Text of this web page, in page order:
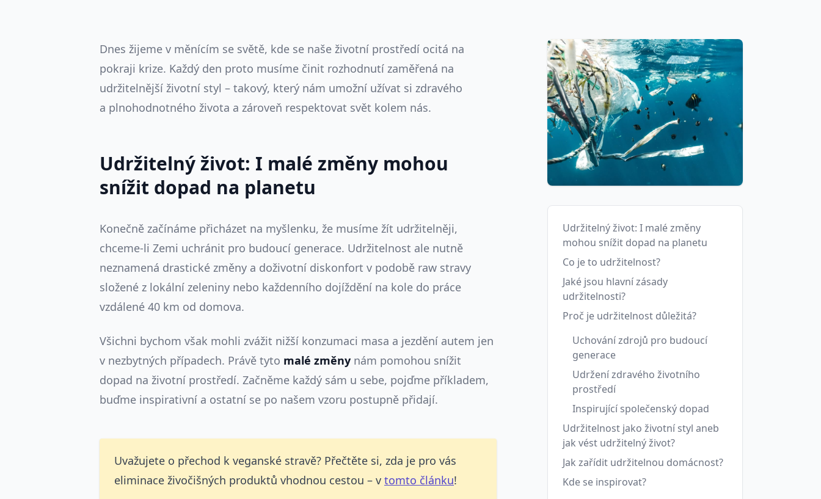
Dnes žijeme v měnícím se světě, kde se naše životní prostředí ocitá na
pokraji krize. Každý den proto musíme činit rozhodnutí zaměřená na
udržitelnější životní styl – takový, který nám umožní užívat si zdravého
a plnohodnotného života a zároveň respektovat svět kolem nás.
Udržitelný život: I malé změny mohou
snížit dopad na planetu
Konečně začínáme přicházet na myšlenku, že musíme žít udržitelněji,
chceme-li Zemi uchránit pro budoucí generace. Udržitelnost ale nutně
neznamená drastické změny a doživotní diskonfort v podobě raw stravy
složené z lokální zeleniny nebo každenního dojíždění na kole do práce
vzdálené 40 km od domova.
Všichni bychom však mohli zvážit nižší konzumaci masa a jezdění autem jen
v nezbytných případech. Právě tyto malé změny nám pomohou snížit
dopad na životní prostředí. Začněme každý sám u sebe, pojďme příkladem,
buďme inspirativní a ostatní se po našem vzoru postupně přidají.
Uvažujete o přechod k veganské stravě? Přečtěte si, zda je pro vás
eliminace živočišných produktů vhodnou cestou – v tomto článku!
Udržitelný život: I malé změny
mohou snížit dopad na planetu
Co je to udržitelnost?
Jaké jsou hlavní zásady
udržitelnosti?
Proč je udržitelnost důležitá?
Uchování zdrojů pro budoucí
generace
Udržení zdravého životního
prostředí
Inspirující společenský dopad
Udržitelnost jako životní styl aneb
jak vést udržitelný život?
Jak zařídit udržitelnou domácnost?
Kde se inspirovat?